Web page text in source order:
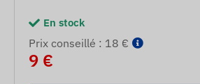
En stock
Prix ​​conseillé : 18 €
9 €